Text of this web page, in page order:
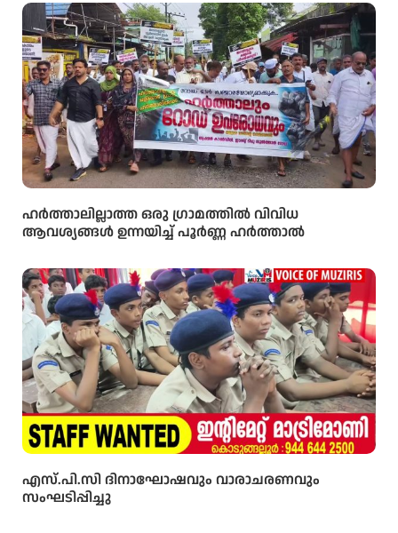
നടത്തി
ഹർത്താലില്ലാത്ത ഒരു ഗ്രാമത്തിൽ വിവിധ
ആവശ്യങ്ങൾ ഉന്നയിച്ച് പൂർണ്ണ ഹർത്താൽ
എസ്.പി.സി ദിനാഘോഷവും വാരാചരണവും
സംഘടിപ്പിച്ചു